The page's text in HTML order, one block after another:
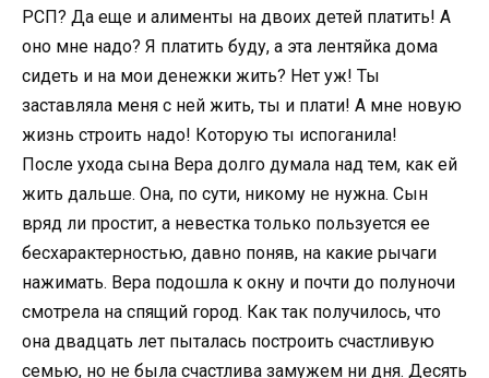
РСП? Да еще и алименты на двоих детей платить! А
оно мне надо? Я платить буду, а эта лентяйка дома
сидеть и на мои денежки жить? Нет уж! Ты
заставляла меня с ней жить, ты и плати! А мне новую
жизнь строить надо! Которую ты испоганила!
После ухода сына Вера долго думала над тем, как ей
жить дальше. Она, по сути, никому не нужна. Сын
вряд ли простит, а невестка только пользуется ее
бесхарактерностью, давно поняв, на какие рычаги
нажимать. Вера подошла к окну и почти до полуночи
смотрела на спящий город. Как так получилось, что
она двадцать лет пыталась построить счастливую
семью, но не была счастлива замужем ни дня. Десять